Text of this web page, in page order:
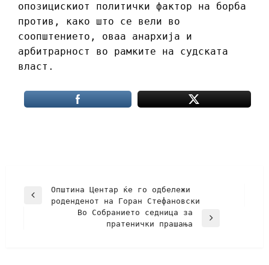
опозицискиот политички фактор на борба
против, како што се вели во
соопштението, оваа анархија и
арбитрарност во рамките на судската
власт.
Општина Центар ќе го одбележи
роденденот на Горан Стефановски
Во Собранието седница за
пратенички прашања